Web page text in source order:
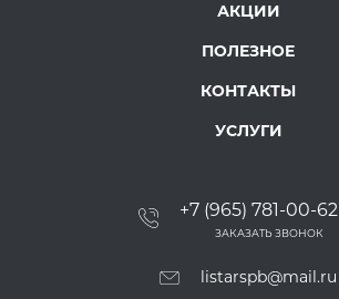
АКЦИИ
ПОЛЕЗНОЕ
КОНТАКТЫ
УСЛУГИ
+7 (965) 781-00-62
ЗАКАЗАТЬ ЗВОНОК
listarspb@mail.ru